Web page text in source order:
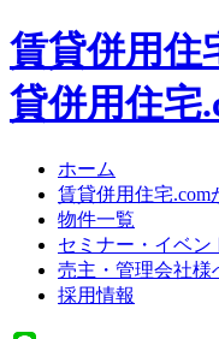
賃貸併用住
貸併用住宅
ホーム
賃貸併用住宅.com
物件一覧
セミナー・イベン
売主・管理会社様
採用情報